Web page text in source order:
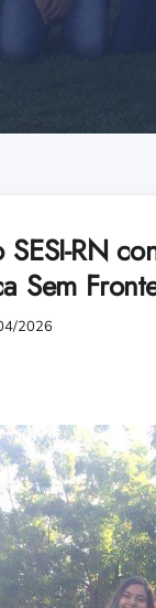
RN
Sem
2026